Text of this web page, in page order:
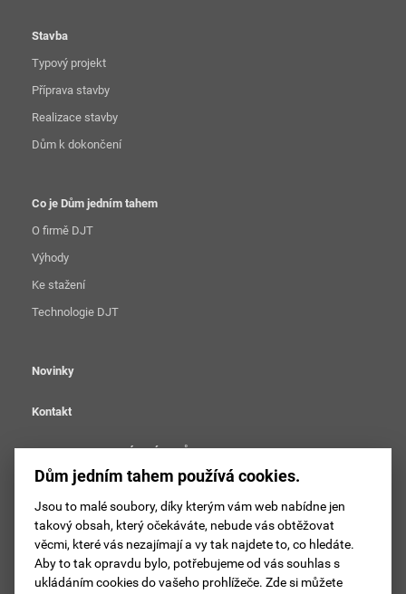
Stavba
Typový projekt
Příprava stavby
Realizace stavby
Dům k dokončení
Co je Dům jedním tahem
O firmě DJT
Výhody
Ke stažení
Technologie DJT
Novinky
Kontakt
OCHRANA OSOBNÍCH ÚDAJŮ
Nastavení cookies
Sledujte DJT na facebooku
Sledujte DJT na instagramu
Dům jedním tahem používá cookies.
Jsou to malé soubory, díky kterým vám web nabídne jen
takový obsah, který očekáváte, nebude vás obtěžovat
věcmi, které vás nezajímají a vy tak najdete to, co hledáte.
Aby to tak opravdu bylo, potřebujeme od vás souhlas s
ukládáním cookies do vašeho prohlížeče. Zde si můžete